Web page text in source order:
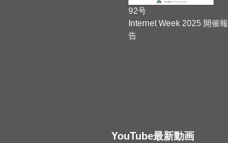
92号
Internet Week 2025 開催報
告
YouTube最新動画